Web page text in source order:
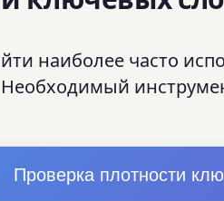
наиболее часто
Проверка плотности